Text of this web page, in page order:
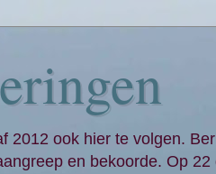
2012 ook hier te volgen.
en bekoorde. Op